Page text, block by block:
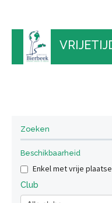
Zoeken
Beschikbaarheid
Enkel met vrije
Club